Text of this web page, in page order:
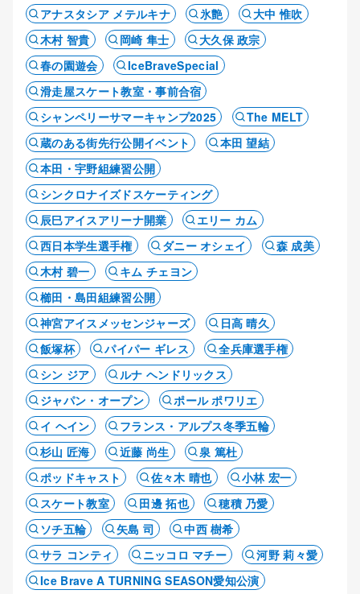
アナスタシア メテルキナ
氷艶
大中 惟吹
木村 智貴
岡崎 隼士
大久保 政宗
春の園遊会
IceBraveSpecial
滑走屋スケート教室・事前合宿
シャンペリーサマーキャンプ2025
The MELT
蔵のある街先行公開イベント
本田 望結
本田・宇野組練習公開
シンクロナイズドスケーティング
辰巳アイスアリーナ開業
エリー カム
西日本学生選手権
ダニー オシェイ
森 成美
木村 碧一
キム チェヨン
櫛田・島田組練習公開
神宮アイスメッセンジャーズ
日高 晴久
飯塚杯
パイパー ギレス
全兵庫選手権
シン ジア
ルナ ヘンドリックス
ジャパン・オープン
ポール ポワリエ
イ ヘイン
フランス・アルプス冬季五輪
杉山 匠海
近藤 尚生
泉 篤杜
ポッドキャスト
佐々木 晴也
小林 宏一
スケート教室
田邊 拓也
穂積 乃愛
ソチ五輪
矢島 司
中西 樹希
サラ コンティ
ニッコロ マチー
河野 莉々愛
Ice Brave A TURNING SEASON愛知公演